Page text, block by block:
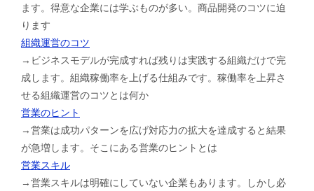
ます。得意な企業には学ぶものが多い。商品開発のコツに迫
ります
組織運営のコツ
→ビジネスモデルが完成すれば残りは実践する組織だけで完
成します。組織稼働率を上げる仕組みです。稼働率を上昇さ
せる組織運営のコツとは何か
営業のヒント
→営業は成功パターンを広げ対応力の拡大を達成すると結果
が急増します。そこにある営業のヒントとは
営業スキル
→営業スキルは明確にしていない企業もあります。しかし必